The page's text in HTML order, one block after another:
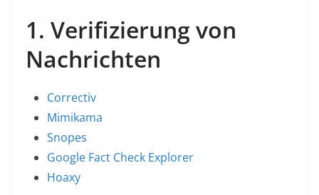
1. Verifizierung von
Nachrichten
Correctiv
Mimikama
Snopes
Google Fact Check Explorer
Hoaxy